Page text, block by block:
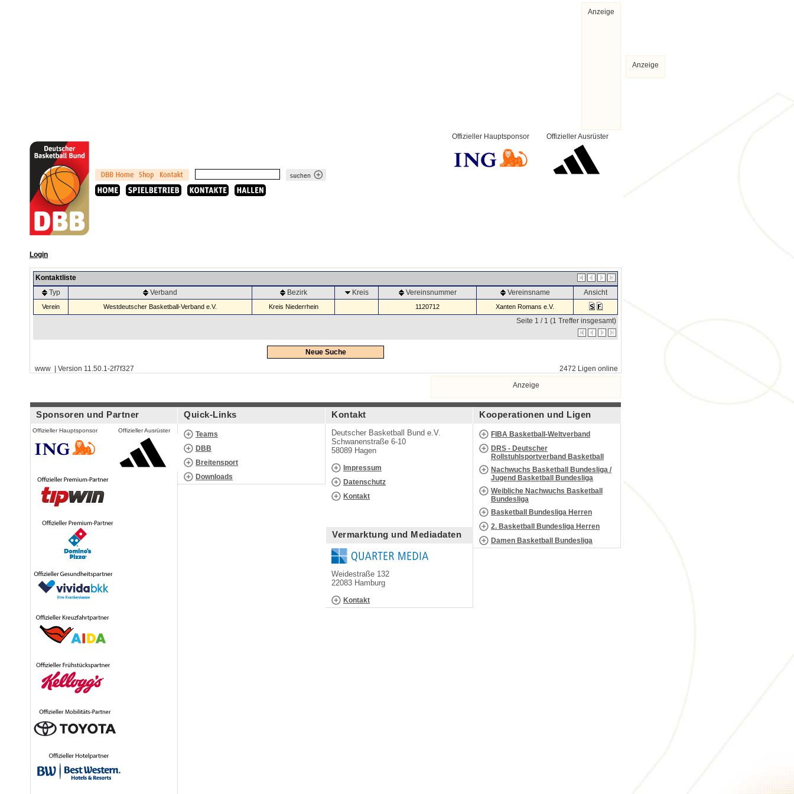
Anzeige
Offizieller Ausrüster
Offizieller Hauptsponsor
Login
Kontaktliste
Typ
Verband Bezirk Kreis Vereinsnummer Vereinsname Ansicht
Verein Westdeutscher Basketball-Verband e.V. Kreis Niederrhein 1120712 Xanten Romans e.V.
Seite 1 / 1 (1 Treffer insgesamt)
Neue Suche
www | Version 11.50.1-2f7f327
2472 Ligen online
Anzeige
Sponsoren und Partner
Offizieller Hauptsponsor Offizieller Ausrüster
Quick-Links
Teams
DBB
Breitensport
Downloads
Kontakt
Deutscher Basketball Bund e.V.
Schwanenstraße 6-10
58089 Hagen
Impressum
Datenschutz
Kontakt
Vermarktung und Mediadaten
Weidestraße 132
22083 Hamburg
Kontakt
Kooperationen und Ligen
FIBA Basketball-Weltverband
DRS - Deutscher
Rollstuhlsportverband Basketball
Nachwuchs Basketball Bundesliga /
Jugend Basketball Bundesliga
Weibliche Nachwuchs Basketball
Bundesliga
Basketball Bundesliga Herren
2. Basketball Bundesliga Herren
Damen Basketball Bundesliga
Anzeige